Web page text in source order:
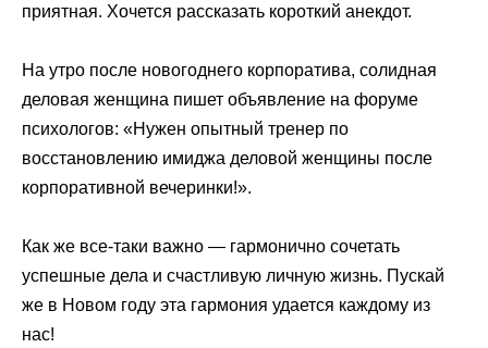
приятная. Хочется рассказать короткий анекдот.
На утро после новогоднего корпоратива, солидная
деловая женщина пишет объявление на форуме
психологов: «Нужен опытный тренер по
восстановлению имиджа деловой женщины после
корпоративной вечеринки!».
Как же все-таки важно — гармонично сочетать
успешные дела и счастливую личную жизнь. Пускай
же в Новом году эта гармония удается каждому из
нас!